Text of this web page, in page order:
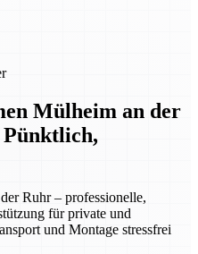
Mülheim an der
Pünktlich,
Ruhr – professionelle,
für private und
und Montage stressfrei